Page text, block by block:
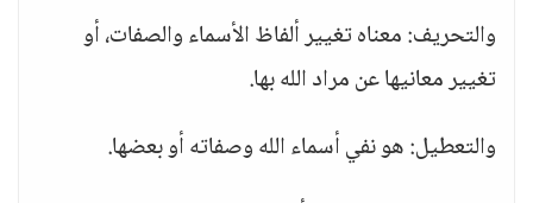
والتحريف: معناه تغيير ألفاظ الأسماء والصفات، أو
تغيير معانيها عن مراد الله بها.
والتعطيل: هو نفي أسماء الله وصفاته أو بعضها.